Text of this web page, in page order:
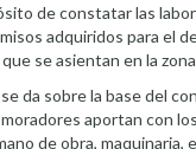
de constatar las
adquiridos para el
se asientan en la
da sobre la base del
aportan con
de obra,